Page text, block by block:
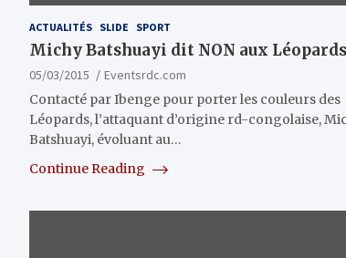
ACTUALITÉS SLIDE SPORT
Michy Batshuayi dit NON aux Léopards
05/03/2015
Eventsrdc.com
Contacté par Ibenge pour porter les couleurs des
Léopards, l’attaquant d’origine rd-congolaise,
Batshuayi, évoluant au…
Continue Reading